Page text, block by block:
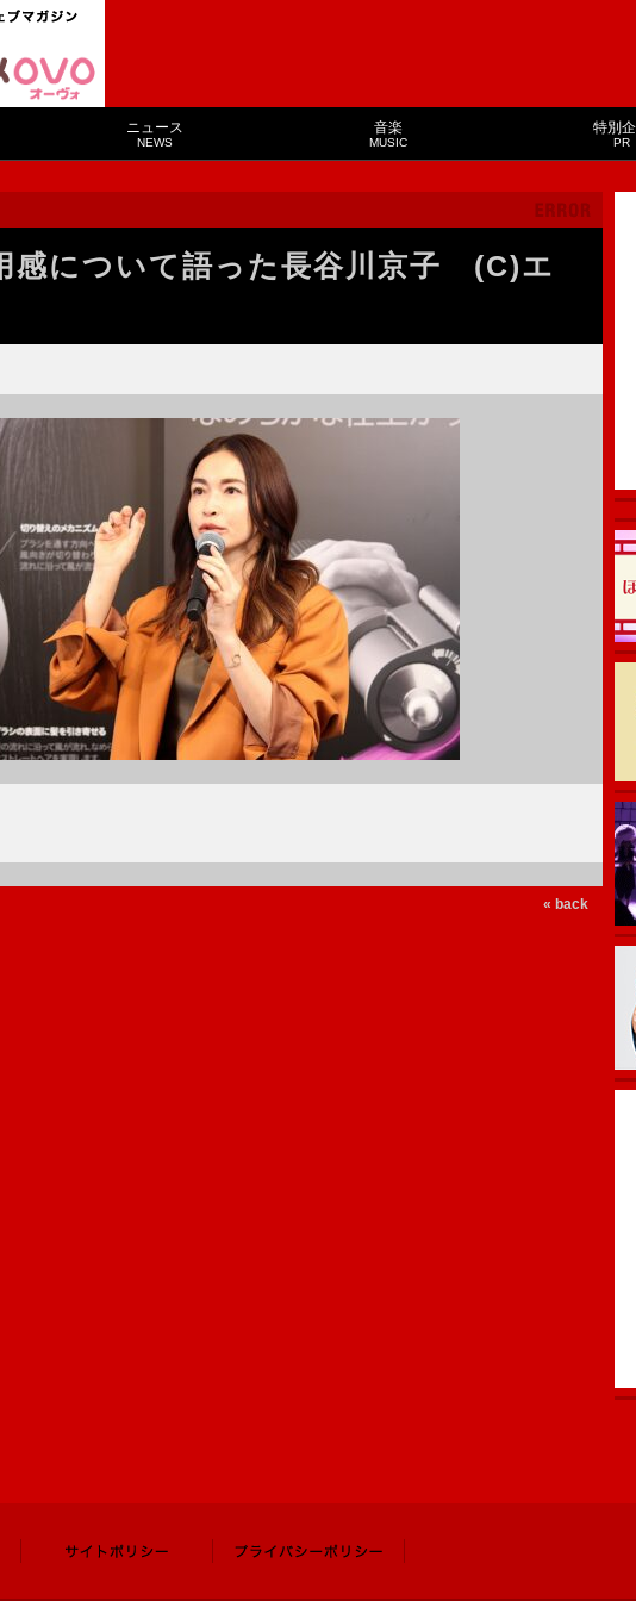
ニュース
NEWS
音楽
MUSIC
特別
PR
感について語った長谷川京子 (C)エ
« back